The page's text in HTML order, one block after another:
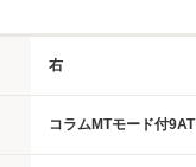
右
コラムMTモード付9AT